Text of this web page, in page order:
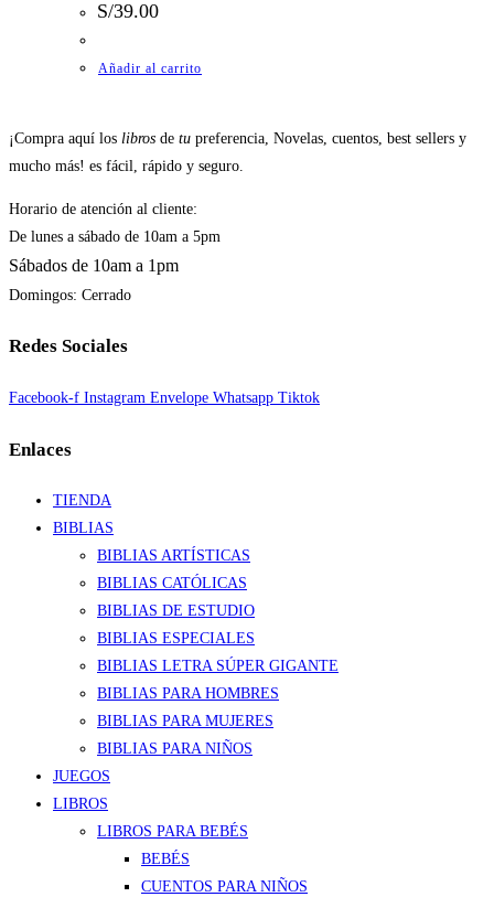
S/39.00
Añadir al carrito
¡Compra aquí los libros de tu preferencia, Novelas, cuentos, best sellers y
mucho más! es fácil, rápido y seguro.
Horario de atención al cliente:
De lunes a sábado de 10am a 5pm
Sábados de 10am a 1pm
Domingos: Cerrado
Redes Sociales
Facebook-f Instagram Envelope Whatsapp Tiktok
Enlaces
TIENDA
BIBLIAS
BIBLIAS ARTÍSTICAS
BIBLIAS CATÓLICAS
BIBLIAS DE ESTUDIO
BIBLIAS ESPECIALES
BIBLIAS LETRA SÚPER GIGANTE
BIBLIAS PARA HOMBRES
BIBLIAS PARA MUJERES
BIBLIAS PARA NIÑOS
JUEGOS
LIBROS
LIBROS PARA BEBÉS
BEBÉS
CUENTOS PARA NIÑOS